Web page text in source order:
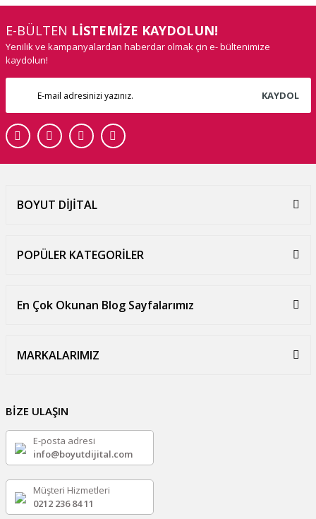
E-BÜLTEN LİSTEMİZE KAYDOLUN!
Yenilik ve kampanyalardan haberdar olmak çin e- bültenimize
kaydolun!
KAYDOL
BOYUT DİJİTAL
POPÜLER KATEGORİLER
En Çok Okunan Blog Sayfalarımız
MARKALARIMIZ
BİZE ULAŞIN
E-posta adresi
info@boyutdijital.com
Müşteri Hizmetleri
0212 236 84 11